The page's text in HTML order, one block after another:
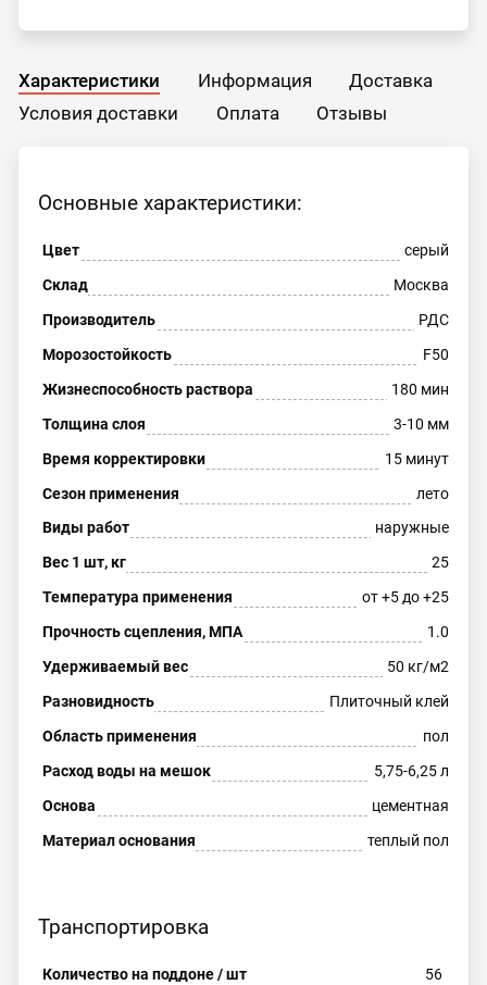
Характеристики Информация
Доставка
Условия доставки
Оплата Отзывы
Основные характеристики:
Цвет
серый
Склад
Москва
Производитель
РДС
Морозостойкость
F50
Жизнеспособность раствора
180 мин
Толщина слоя
3-10 мм
Время корректировки
15 минут
Сезон применения
лето
Виды работ
наружные
Вес 1 шт, кг
25
Температура применения
от +5 до +25
Прочность сцепления, МПА
1.0
Удерживаемый вес
50 кг/м2
Разновидность
Плиточный клей
Область применения
пол
Расход воды на мешок
5,75-6,25 л
Основа
цементная
Материал основания
теплый пол
Транспортировка
Количество на поддоне / шт 56